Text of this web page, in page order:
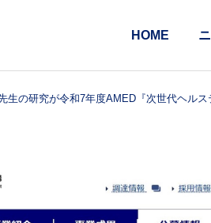
HOME
生の研究が令和7年度AMED『次世代ヘル